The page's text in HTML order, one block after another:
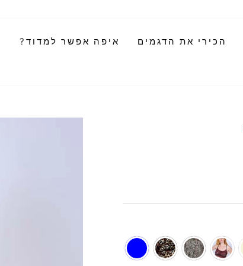
הכירי את הדגמים איפה אפשר למדוד?